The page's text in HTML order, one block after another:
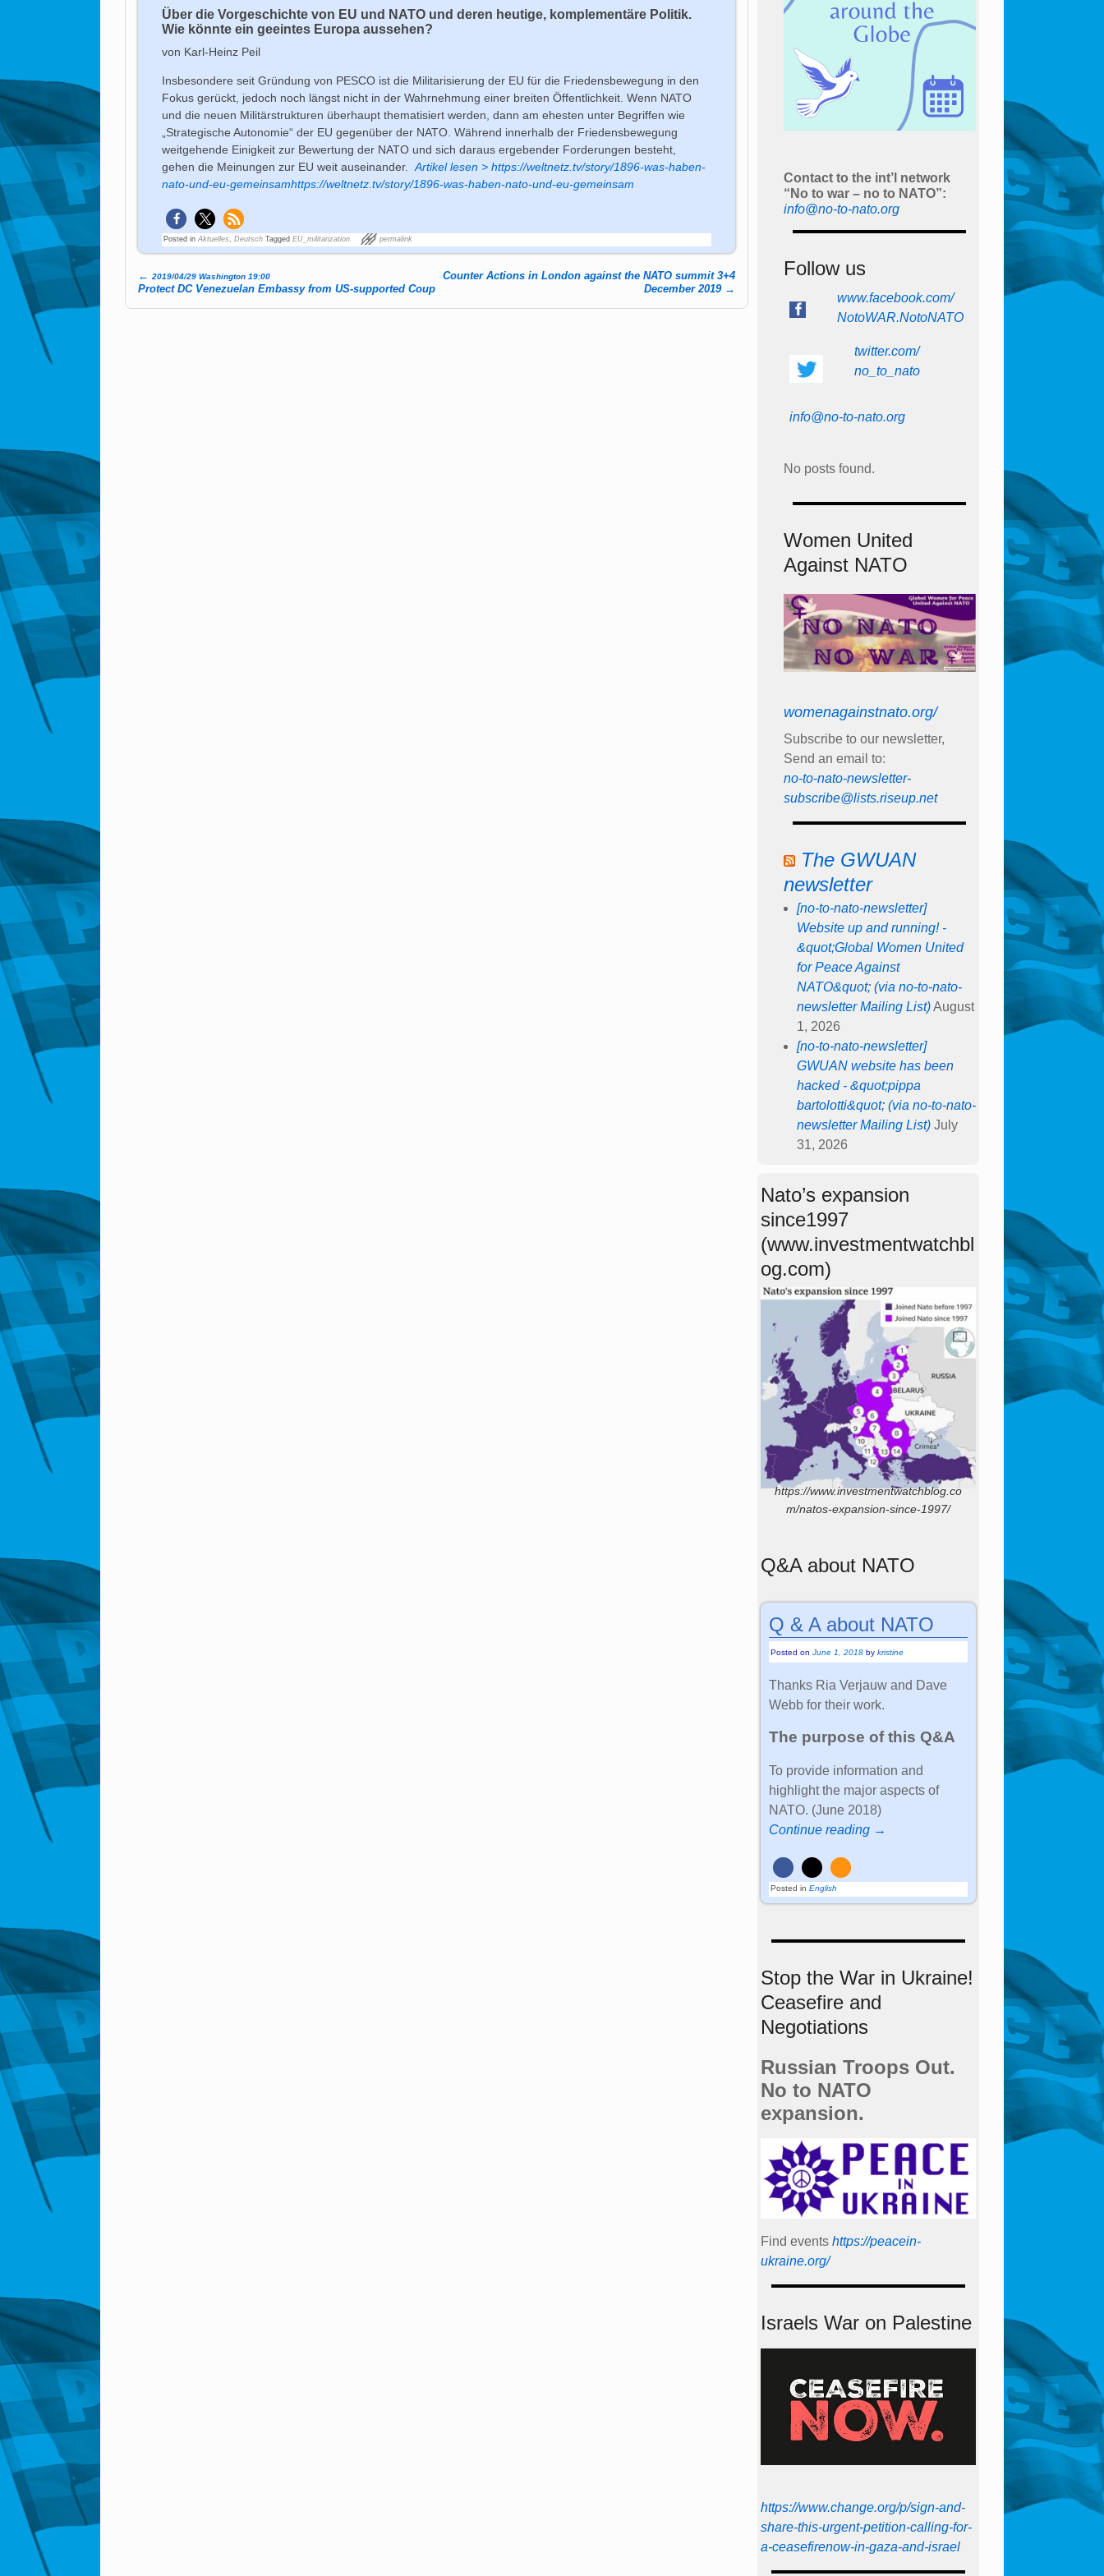
Über die Vorgeschichte von EU und NATO und deren heutige, komplementäre Politik.
Wie könnte ein geeintes Europa aussehen?
von Karl-Heinz Peil
Insbesondere seit Gründung von PESCO ist die Militarisierung der EU für die Friedensbewegung in den
Fokus gerückt, jedoch noch längst nicht in der Wahrnehmung einer breiten Öffentlichkeit. Wenn NATO
und die neuen Militärstrukturen überhaupt thematisiert werden, dann am ehesten unter Begriffen wie
„Strategische Autonomie“ der EU gegenüber der NATO. Während innerhalb der Friedensbewegung
weitgehende Einigkeit zur Bewertung der NATO und sich daraus ergebender Forderungen besteht,
gehen die Meinungen zur EU weit auseinander.Artikel lesen > https://weltnetz.tv/story/1896-was-haben-
nato-und-eu-gemeinsamhttps://weltnetz.tv/story/1896-was-haben-nato-und-eu-gemeinsam
Posted in Aktuelles,Deutsch Tagged EU_militarization permalink
Post navigation
← 2019/04/29 Washington 19:00
Protect DC Venezuelan Embassy from US-supported Coup
Counter Actions in London against the NATO summit 3+4
December 2019 →
Contact to the int’l network
“No to war – no to NATO”:
info@no-to-nato.org
Follow us
www.facebook.com/
NotoWAR.NotoNATO
twitter.com/
no_to_nato
info@no-to-nato.org
No posts found.
Women United
Against NATO
womenagainstnato.org/
Subscribe to our newsletter,
Send an email to:
no-to-nato-newsletter-
subscribe@lists.riseup.net
The GWUAN
newsletter
[no-to-nato-newsletter]
Website up and running! -
&quot;Global Women United
for Peace Against
NATO&quot; (via no-to-nato-
newsletter Mailing List) August
1, 2026
[no-to-nato-newsletter]
GWUAN website has been
hacked - &quot;pippa
bartolotti&quot; (via no-to-nato-
newsletter Mailing List) July
31, 2026
Nato’s expansion
since1997
(www.investmentwatchbl
og.com)
https://www.investmentwatchblog.co
m/natos-expansion-since-1997/
Q&A about NATO
Q & A about NATO
Posted onJune 1, 2018 bykristine
Thanks Ria Verjauw and Dave
Webb for their work.
The purpose of this Q&A
To provide information and
highlight the major aspects of
NATO. (June 2018)
Continue reading →
Posted in English
Stop the War in Ukraine!
Ceasefire and
Negotiations
Russian Troops Out.
No to NATO
expansion.
Find events https://peace­in­
ukraine.org/
Israels War on Palestine
https://www.change.org/p/sign-and-
share-this-urgent-petition-calling-for-
a-ceasefirenow-in-gaza-and-israel